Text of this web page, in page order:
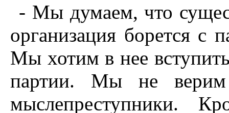
- Мы думаем, что
организация борется с
Мы хотим в нее
партии. Мы не
мыслепреступники.